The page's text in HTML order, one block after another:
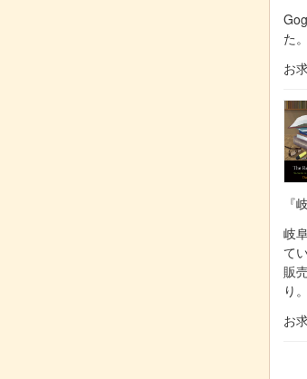
た。
お
『
岐
て
販
り。
お